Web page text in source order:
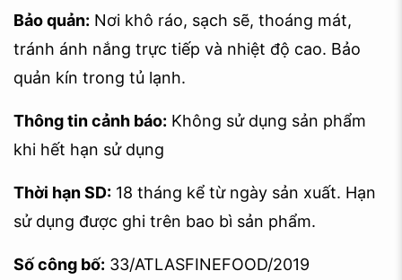
Bảo quản: Nơi khô ráo, sạch sẽ, thoáng mát,
tránh ánh nắng trực tiếp và nhiệt độ cao. Bảo
quản kín trong tủ lạnh.
Thông tin cảnh báo: Không sử dụng sản phẩm
khi hết hạn sử dụng
Thời hạn SD: 18 tháng kể từ ngày sản xuất. Hạn
sử dụng được ghi trên bao bì sản phẩm.
Số công bố: 33/ATLASFINEFOOD/2019